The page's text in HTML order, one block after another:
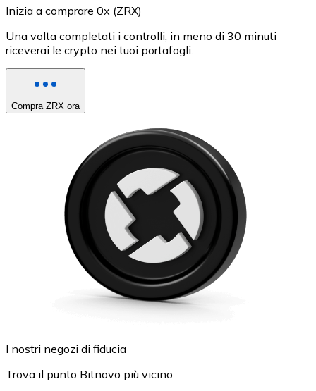
Inizia a comprare 0x (ZRX)
Una volta completati i controlli, in meno di 30 minuti
riceverai le crypto nei tuoi portafogli.
Compra ZRX ora
I nostri negozi di fiducia
Trova il punto Bitnovo più vicino